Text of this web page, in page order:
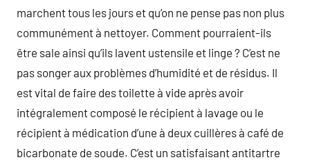
marchent tous les jours et qu’on ne pense pas non plus
communément à nettoyer. Comment pourraient-ils
être sale ainsi qu’ils lavent ustensile et linge ? C’est ne
pas songer aux problèmes d’humidité et de résidus. Il
est vital de faire des toilette à vide après avoir
intégralement composé le récipient à lavage ou le
récipient à médication d’une à deux cuillères à café de
bicarbonate de soude. C’est un satisfaisant antitartre